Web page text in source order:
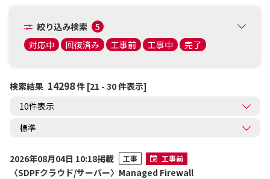
絞り込み検索
5
対応中
回復済み 工事前 工事中 完了
検索結果 14298件 [21 - 30 件表示]
2026年08月04日 10:18掲載 工事 工事前
〈SDPFクラウド/サーバー〉Managed Firewall